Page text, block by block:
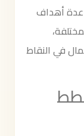
عدة أهداف
في النقاط